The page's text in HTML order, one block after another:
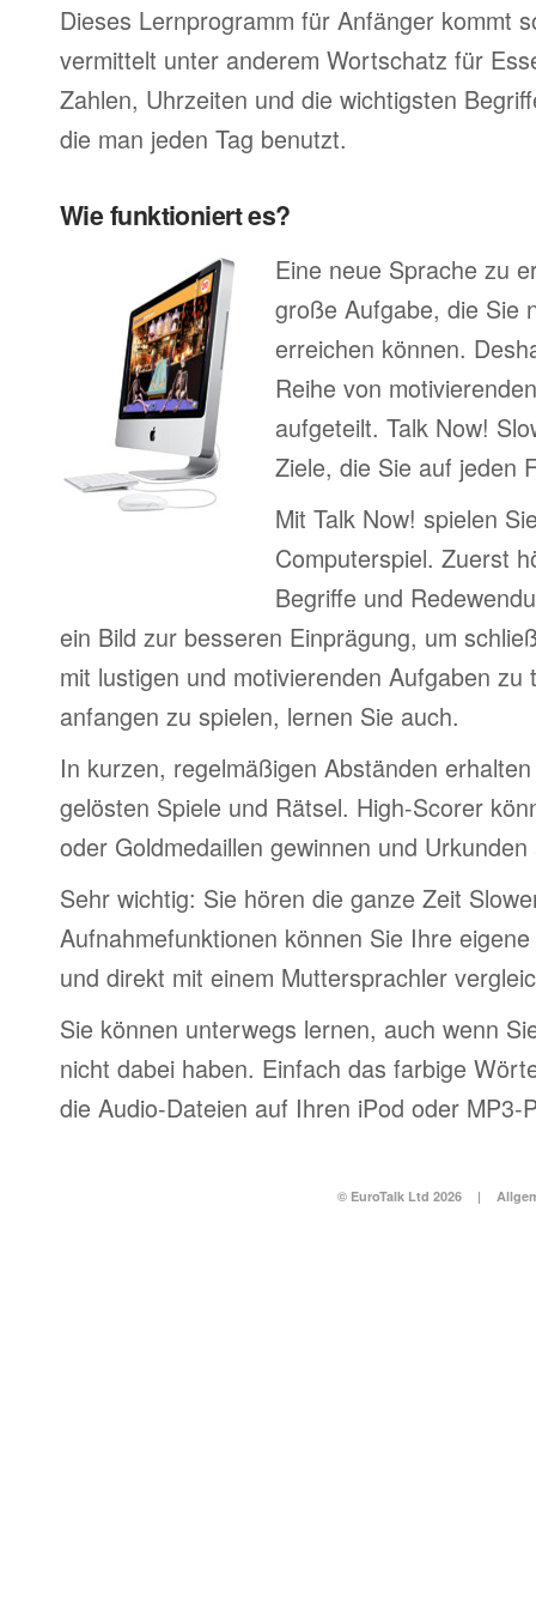
Dieses Lernprogramm für Anfänger kommt
vermittelt unter anderem Wortschatz für
Zahlen, Uhrzeiten und die wichtigsten
die man jeden Tag benutzt.
Wie funktioniert es?
Eine neue Sprache zu
große Aufgabe, die Sie
erreichen können.
Reihe von
aufgeteilt. Talk Now!
Ziele, die Sie auf jeden
Mit Talk Now! spielen
Computerspiel. Zuerst
Begriffe und
ein Bild zur besseren Einprägung, um
mit lustigen und motivierenden Aufgaben zu
anfangen zu spielen, lernen Sie auch.
In kurzen, regelmäßigen Abständen
gelösten Spiele und Rätsel. High-Scorer
oder Goldmedaillen gewinnen und
Sehr wichtig: Sie hören die ganze Zeit
Aufnahmefunktionen können Sie Ihre
und direkt mit einem Muttersprachler
Sie können unterwegs lernen, auch wenn
nicht dabei haben. Einfach das farbige
die Audio-Dateien auf Ihren iPod oder MP3-
© EuroTalk Ltd 2026 |